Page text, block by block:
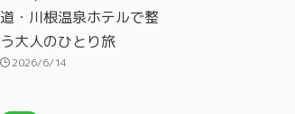
道・川根温泉ホテルで整
う大人のひとり旅
2026/6/14